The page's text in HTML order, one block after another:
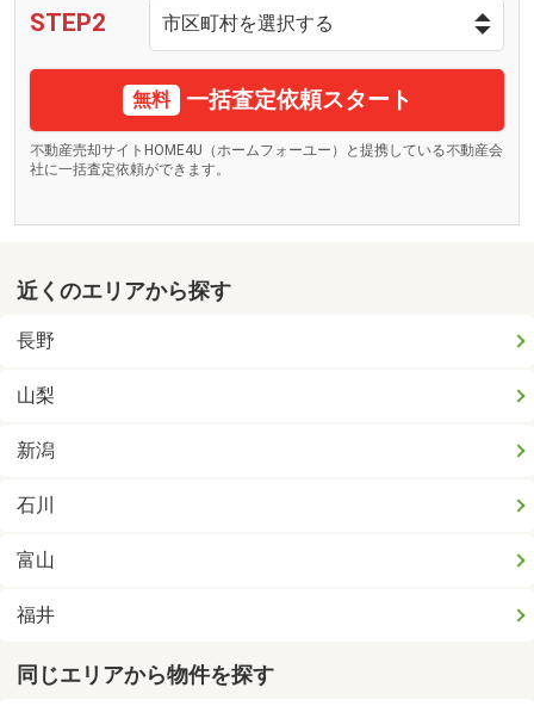
STEP2
無料 一括査定依頼スタート
不動産売却サイトHOME4U（ホームフォーユー）と提携している不動産会
社に一括査定依頼ができます。
近くのエリアから探す
長野
山梨
新潟
石川
富山
福井
同じエリアから物件を探す